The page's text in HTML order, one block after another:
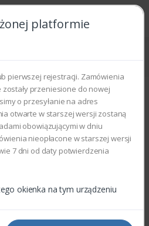
platformie
pierwszej rejestracji. Zamówienia
zostały przeniesione do nowej
o przesyłanie na adres
otwarte w starszej wersji zostaną
obowiązującymi w dniu
nieopłacone w starszej wersji
7 dni od daty potwierdzenia
okienka na tym urządzeniu